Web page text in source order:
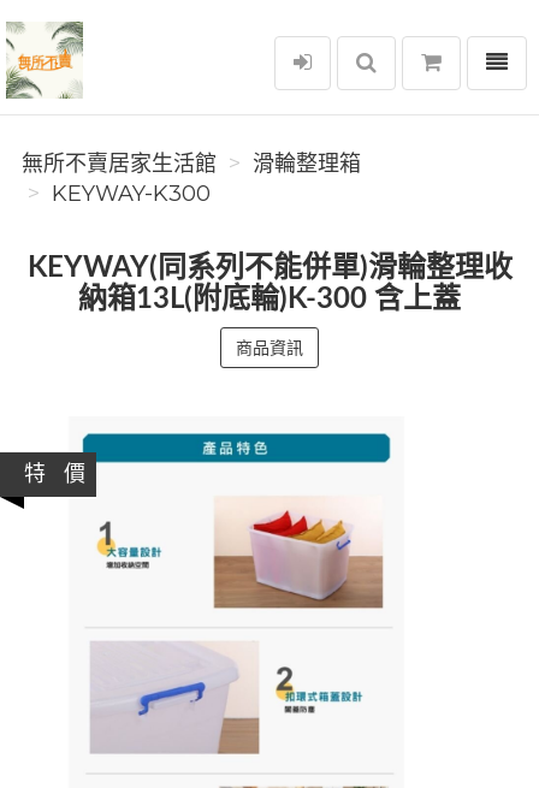
無所不賣居家生活館
選單
無所不賣居家生活館
滑輪整理箱
KEYWAY-K300
KEYWAY(同系列不能併單)滑輪整理收
納箱13L(附底輪)K-300 含上蓋
商品資訊
特 價